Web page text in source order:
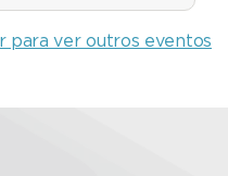
para ver outros eventos